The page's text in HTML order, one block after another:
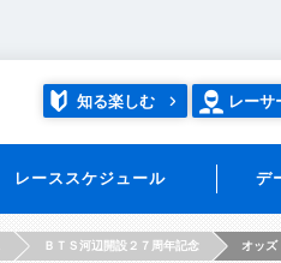
知る楽しむ レーサ
レーススケジュール デ
ＢＴＳ河辺開設２７周年記念 オッズ